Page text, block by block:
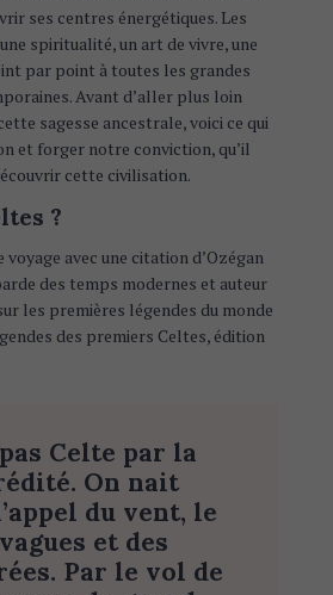
ses centres énergétiques. Les
spiritualité, un art de vivre, une
par point à toutes les grandes
Avant d’aller plus loin
sagesse ancestrale, voici ce qui
et forger notre conviction, qu’il
cette civilisation.
?
avec une citation d’Ozégan
des temps modernes et auteur
les premières légendes du monde
des premiers Celtes, édition
Celte par la
On nait
du vent, le
et des
Par le vol de